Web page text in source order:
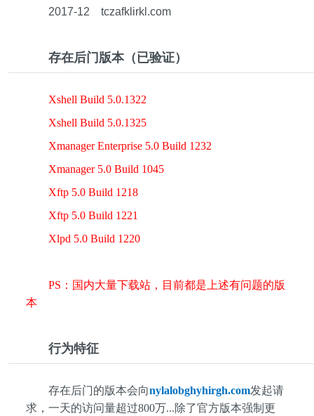
2017-12 tczafklirkl.com
存在后门版本（已验证）
Xshell Build 5.0.1322
Xshell Build 5.0.1325
Xmanager Enterprise 5.0 Build 1232
Xmanager 5.0 Build 1045
Xftp 5.0 Build 1218
Xftp 5.0 Build 1221
Xlpd 5.0 Build 1220
PS：国内大量下载站，目前都是上述有问题的版
本
行为特征
存在后门的版本会向nylalobghyhirgh.com发起请
求，一天的访问量超过800万...除了官方版本强制更